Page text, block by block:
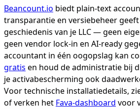
Beancount.io biedt plain-text
transparantie en versiebeheer
geschiedenis van je LLC — geen
geen vendor lock-in en AI-ready
accountant in één oogopslag kan
gratis en houd de administratie bij
je activabescherming ook
Voor technische installatiedetails,
of verken het Fava-dashboard voor